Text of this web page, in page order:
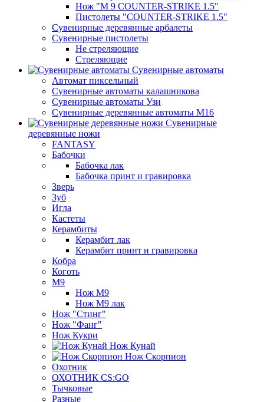
Нож "М 9 COUNTER-STRIKE 1.5"
Пистолеты "COUNTER-STRIKE 1.5"
Сувенирные деревянные арбалеты
Сувенирные пистолеты
Не стреляющие
Стреляющие
Сувенирные автоматы
Автомат пиксельный
Сувенирные автоматы калашникова
Сувенирные автоматы Узи
Сувенирные деревянные автоматы М16
Сувенирные
деревянные ножи
FANTASY
Бабочки
Бабочка лак
Бабочка принт и гравировка
Зверь
Зуб
Игла
Кастеты
Керамбиты
Керамбит лак
Керамбит принт и гравировка
Кобра
Коготь
М9
Нож М9
Нож М9 лак
Нож "Стинг"
Нож "Фанг"
Нож Кукри
Нож Кунай
Нож Скорпион
Охотник
ОХОТНИК CS:GO
Тычковые
Разные